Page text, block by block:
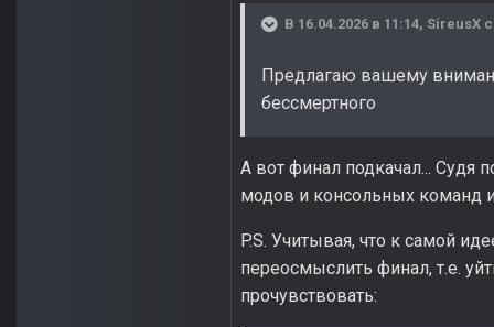
В 16.04.2026 в 11:14, SireusX
Предлагаю вашему
бессмертного
А вот финал подкачал... Судя
модов и консольных команд
P.S. Учитывая, что к самой
переосмыслить финал, т.е.
прочувствовать: